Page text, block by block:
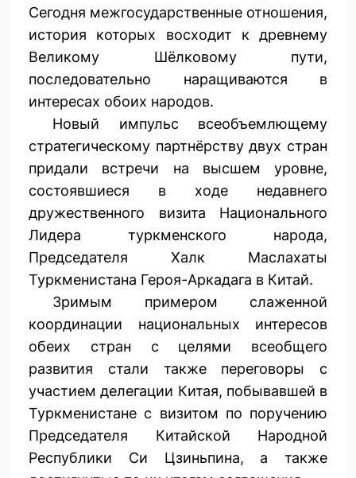
Сегодня межгосударственные отношения,
история которых восходит к древнему
Великому Шёлковому пути,
последовательно наращиваются в
интересах обоих народов.
Новый импульс всеобъемлющему
стратегическому партнёрству двух стран
придали встречи на высшем уровне,
состоявшиеся в ходе недавнего
дружественного визита Национального
Лидера туркменского народа,
Председателя Халк Маслахаты
Туркменистана Героя-Аркадага в Китай.
Зримым примером слаженной
координации национальных интересов
обеих стран с целями всеобщего
развития стали также переговоры с
участием делегации Китая, побывавшей в
Туркменистане с визитом по поручению
Председателя Китайской Народной
Республики Си Цзиньпина, а также